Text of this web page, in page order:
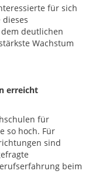
für sich
deutlichen
Wachstum
erreicht
für
so hoch. Für
sind
beim